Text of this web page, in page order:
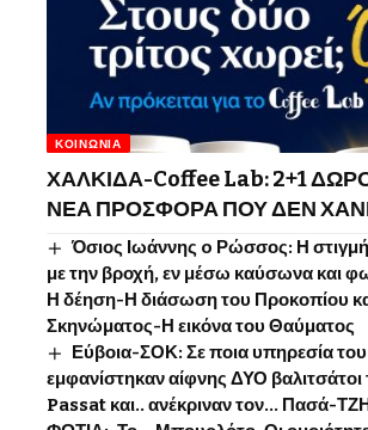
ΚΟΙΝΩΝΊΑ
ΧΑΛΚΙΔΑ-Coffee Lab: 2+1
ΝΕΑ ΠΡΟΣΦΟΡΑ ΠΟΥ ΔΕΝ
Όσιος Ιωάννης o Ρώσσος: Η
με την βροχή, εν μέσω καύσωνα και
Η δέηση-Η διάσωση του Προκοπίου
Σκηνώματος-Η εικόνα του Θαύματος
Εύβοια-ΣΟΚ: Σε ποια υπηρεσία
εμφανίστηκαν αίφνης ΔΥΟ βαλιτσάτοι
Passat και.. ανέκριναν τον… Πασά-